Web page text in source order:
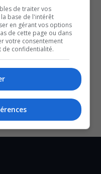
contre l’exploitation
à Ottawa
PROTÉGER NOTRE
ÉCONOMIE
de traiter vos
base de l'intérêt
en gérant vos options
de cette page ou dans
votre consentement
de confidentialité.